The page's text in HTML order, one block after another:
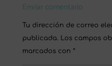
Enviar comentario
Tu dirección de correo
publicada. Los campos
marcados con *